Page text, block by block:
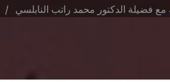
فضيلة الدكتور محمد راتب النابلسي